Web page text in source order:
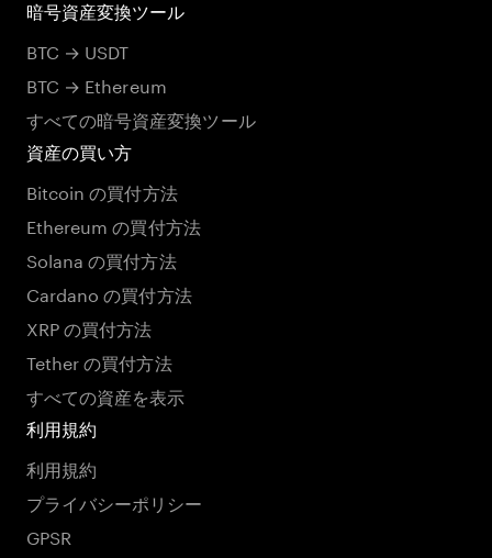
暗号資産変換ツール
BTC → USDT
BTC → Ethereum
すべての暗号資産変換ツール
資産の買い方
Bitcoin の買付方法
Ethereum の買付方法
Solana の買付方法
Cardano の買付方法
XRP の買付方法
Tether の買付方法
すべての資産を表示
利用規約
利用規約
プライバシーポリシー
GPSR